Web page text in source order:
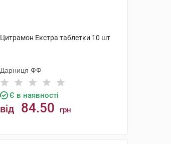
Цитрамон Екстра таблетки 10 шт
Дарниця ФФ
Є в наявності
від 84.50 грн